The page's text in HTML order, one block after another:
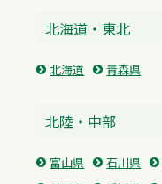
北海道・東北
北海道 青森県
北陸・中部
富山県 石川県